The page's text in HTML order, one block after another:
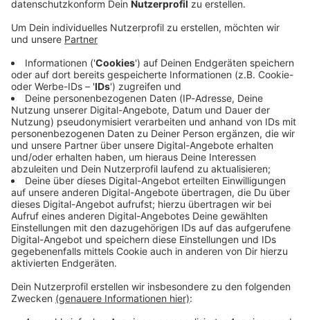
Immer auf dem Laufenden
Verpass' nichts mehr - mit unserem kostenlosen